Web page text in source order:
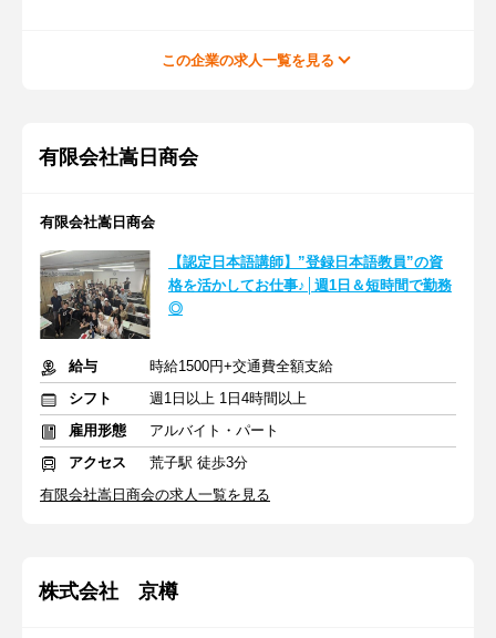
この企業の求人一覧を見る
有限会社嵩日商会
有限会社嵩日商会
【認定日本語講師】”登録日本語教員”の資
格を活かしてお仕事♪│週1日＆短時間で勤務
◎
給与
時給1500円+交通費全額支給
シフト
週1日以上 1日4時間以上
雇用形態
アルバイト・パート
アクセス
荒子駅 徒歩3分
有限会社嵩日商会の求人一覧を見る
株式会社 京樽